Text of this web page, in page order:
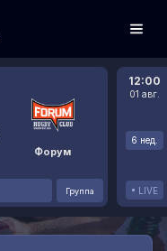
Форум
Группа
12:00
01 авг.
6 нед.
LIVE